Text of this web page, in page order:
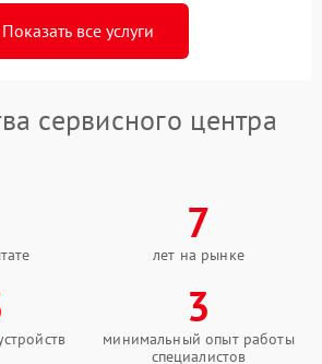
Показать все услуги
сервисного центра
7
лет на рынке
3
минимальный опыт работы
специалистов